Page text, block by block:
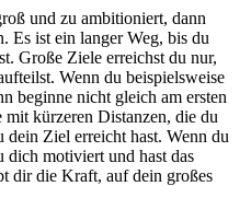
und zu ambitioniert, dann
Es ist ein langer Weg, bis du
Große Ziele erreichst du nur,
Wenn du beispielsweise
beginne nicht gleich am ersten
kürzeren Distanzen, die du
dein Ziel erreicht hast. Wenn du
dich motiviert und hast das
dir die Kraft, auf dein großes